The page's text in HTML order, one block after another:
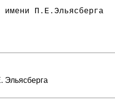
имени П.Е.Эльясберга